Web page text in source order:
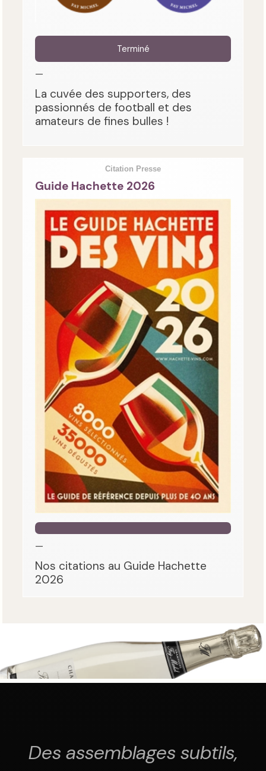
Terminé
—
La cuvée des supporters, des
passionnés de football et des
amateurs de fines bulles !
Citation Presse
Guide Hachette 2026
—
Nos citations au Guide Hachette
2026
Des assemblages subtils,